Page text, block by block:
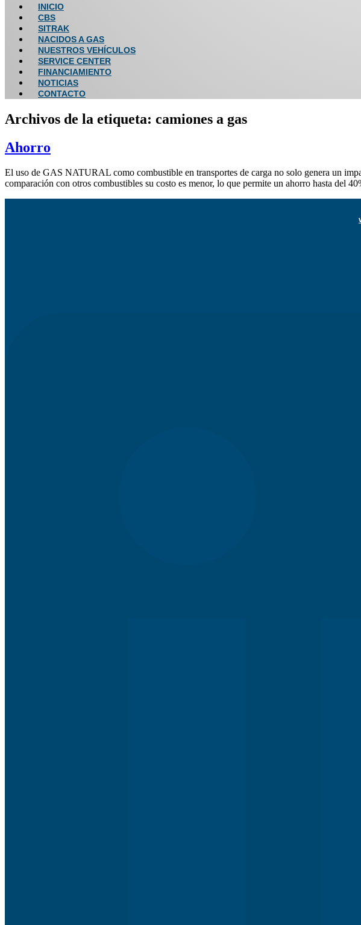
INICIO
CBS
SITRAK
NACIDOS A GAS
NUESTROS VEHÍCULOS
SERVICE CENTER
FINANCIAMIENTO
NOTICIAS
CONTACTO
Archivos de la etiqueta: camiones a gas
Ahorro
El uso de GAS NATURAL como combustible en transportes de carga no solo genera un
comparación con otros combustibles su costo es menor, lo que permite un ahorro hasta del